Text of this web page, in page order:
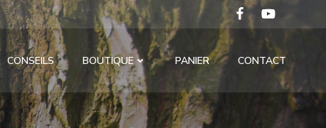
CONSEILS BOUTIQUE PANIER CONTACT